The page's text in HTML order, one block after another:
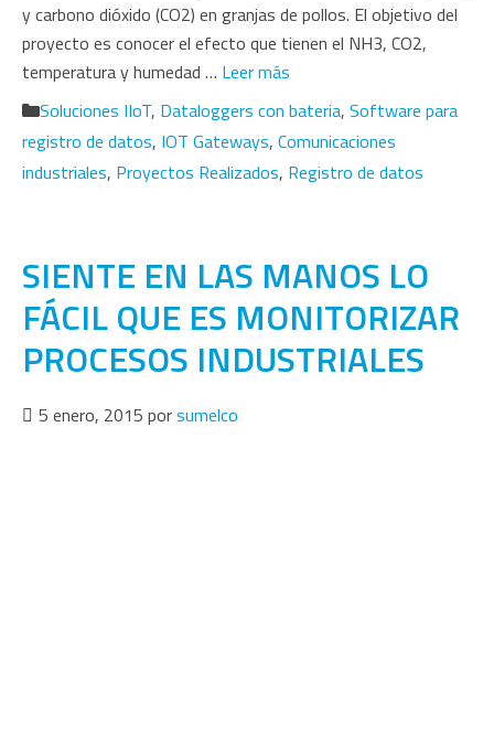
y carbono dióxido (CO2) en granjas de pollos. El objetivo del
proyecto es conocer el efecto que tienen el NH3, CO2,
temperatura y humedad … Leer más
Categorías
Soluciones IIoT, Dataloggers con bateria, Software para
registro de datos, IOT Gateways, Comunicaciones
industriales, Proyectos Realizados, Registro de datos
SIENTE EN LAS MANOS LO
FÁCIL QUE ES MONITORIZAR
PROCESOS INDUSTRIALES
5 enero, 2015 porsumelco